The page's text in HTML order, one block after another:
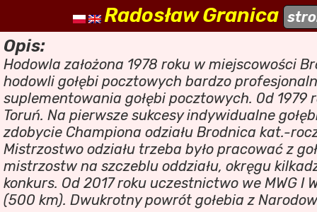
naszehodowle.pl
Radosław Granica
Opis:
Hodowla założona 1978 roku w miejscowości
hodowli gołębi pocztowych bardzo
suplementowania gołębi pocztowych. 0d 1979
Toruń. Na pierwsze sukcesy indywidualne
zdobycie Championa odziału Brodnica kat.-
Mistrzostwo odziału trzeba było pracować z
mistrzostw na szczeblu oddziału, okręgu
konkurs. Od 2017 roku uczestnictwo we MWG I
(500 km). Dwukrotny powrót gołebia z